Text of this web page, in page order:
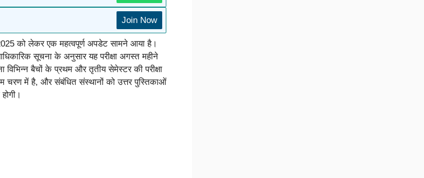
Join Now
को लेकर एक महत्वपूर्ण अपडेट सामने आया है।
आधिकारिक सूचना के अनुसार यह परीक्षा अगस्त महीने
विभिन्न बैचों के प्रथम और तृतीय सेमेस्टर की परीक्षा
चरण में है, और संबंधित संस्थानों को उत्तर पुस्तिकाओं